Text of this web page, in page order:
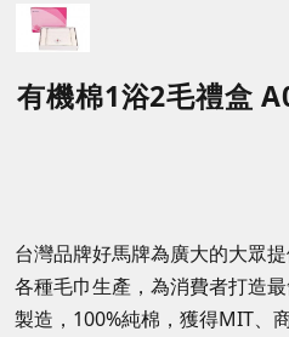
有機棉1浴2毛禮盒
台灣品牌好馬牌為廣大的大眾
各種毛巾生產，為消費者打造
製造，100%純棉，獲得MIT、